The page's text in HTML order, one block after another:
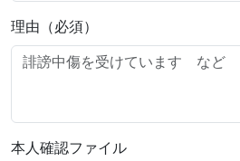
理由（必須）
本人確認ファイル